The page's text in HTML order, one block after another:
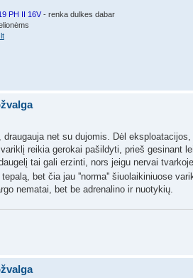
PH II 16V- renka dulkes dabar
draugauja net su dujomis. Dėl
reikia gerokai pašildyti, prieš gesinant
tai gali erzinti, nors jeigu nervai
bet čia jau ''norma'' šiuolaikiniuose
nematai, bet be adrenalino ir nuotykių.